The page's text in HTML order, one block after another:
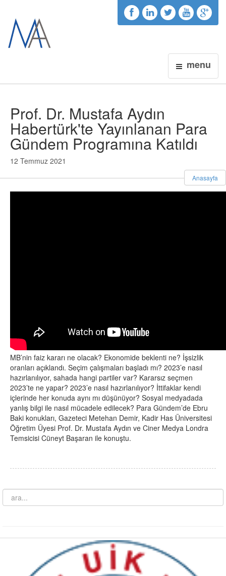
menu
Prof. Dr. Mustafa Aydın
Habertürk'te Yayınlanan Para
Gündem Programına Katıldı
12 Temmuz 2021
Anasayfa
MB’nin faiz kararı ne olacak? Ekonomide beklenti ne? İşsizlik
oranları açıklandı. Seçim çalışmaları başladı mı? 2023’e nasıl
hazırlanılıyor, sahada hangi partiler var? Kararsız seçmen
2023’te ne yapar? 2023’e nasıl hazırlanılıyor? İttifaklar kendi
içlerinde her konuda aynı mı düşünüyor? Sosyal medyadada
yanlış bilgi ile nasıl mücadele edilecek? Para Gündem’de Ebru
Baki konukları, Gazeteci Metehan Demir, Kadir Has Üniversitesi
Öğretim Üyesi Prof. Dr. Mustafa Aydın ve Ciner Medya Londra
Temsicisi Cüneyt Başaran ile konuştu.